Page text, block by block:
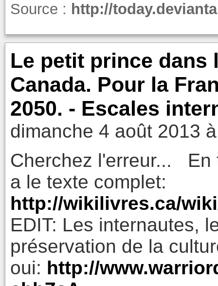
Source : http://
Le petit prince dans
Canada. Pour la
2050. - Escales
dimanche 4 août 2013
Cherchez l'erreur... En
a le texte complet:
http://wikilivres.ca/
EDIT: Les internautes,
préservation de la
oui: http://